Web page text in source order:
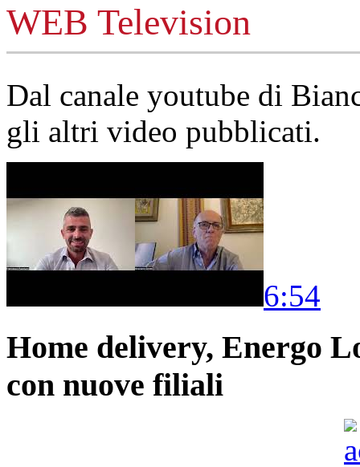
WEB Television
Dal canale youtube di
gli altri video pubblicati.
6:54
Home delivery, Energo
con nuove filiali